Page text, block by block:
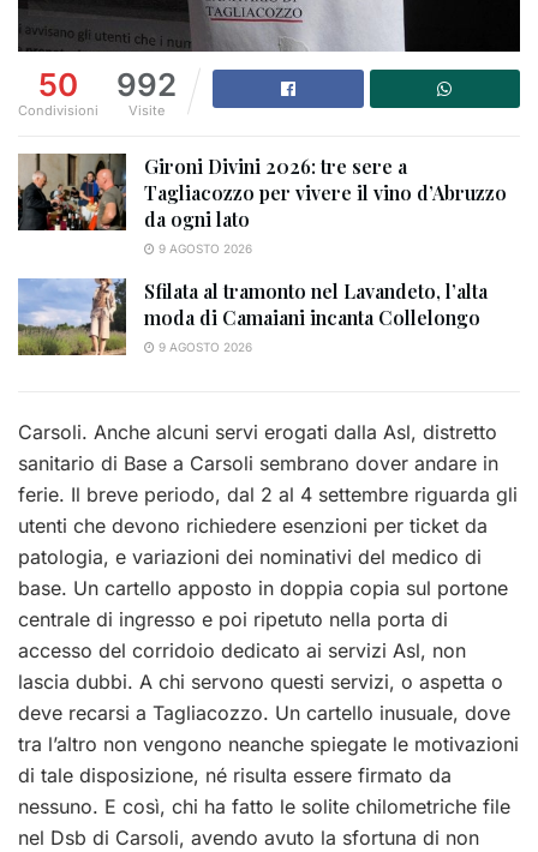
50
Condivisioni
992
Visite
Gironi Divini 2026: tre sere a
Tagliacozzo per vivere il vino d’Abruzzo
da ogni lato
9 AGOSTO 2026
Sfilata al tramonto nel Lavandeto, l’alta
moda di Camaiani incanta Collelongo
9 AGOSTO 2026
Carsoli. Anche alcuni servi erogati dalla Asl, distretto
sanitario di Base a Carsoli sembrano dover andare in
ferie. Il breve periodo, dal 2 al 4 settembre riguarda gli
utenti che devono richiedere esenzioni per ticket da
patologia, e variazioni dei nominativi del medico di
base. Un cartello apposto in doppia copia sul portone
centrale di ingresso e poi ripetuto nella porta di
accesso del corridoio dedicato ai servizi Asl, non
lascia dubbi. A chi servono questi servizi, o aspetta o
deve recarsi a Tagliacozzo. Un cartello inusuale, dove
tra l’altro non vengono neanche spiegate le motivazioni
di tale disposizione, né risulta essere firmato da
nessuno. E così, chi ha fatto le solite chilometriche file
nel Dsb di Carsoli, avendo avuto la sfortuna di non